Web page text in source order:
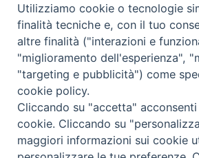
Calendario
<< Ago 2026
l m m g v
27
28
3
4 5 6 7
10
11 12 13 14
Utilizziamo cookie o tecnologie
finalità tecniche e, con il tuo
altre finalità ("interazioni e
"miglioramento dell'esperienza",
"targeting e pubblicità") come
cookie policy.
Cliccando su "accetta"
cookie. Cliccando su
maggiori informazioni sui cookie